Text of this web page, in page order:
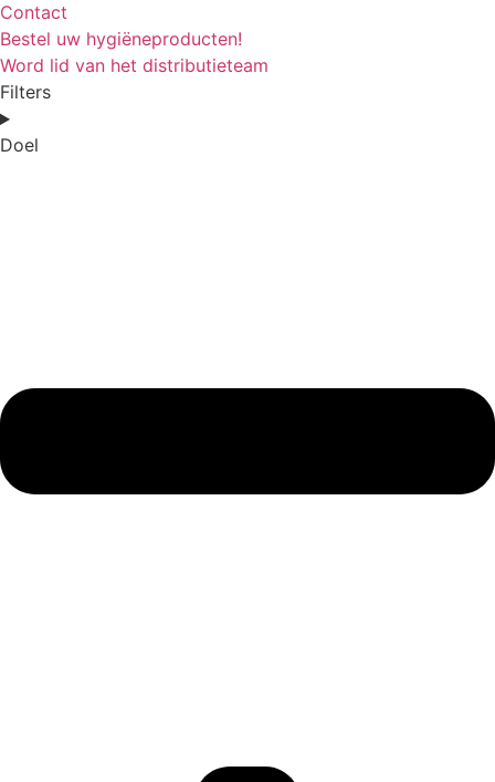
Contact
Bestel uw hygiëneproducten!
Word lid van het distributieteam
Filters
Doel